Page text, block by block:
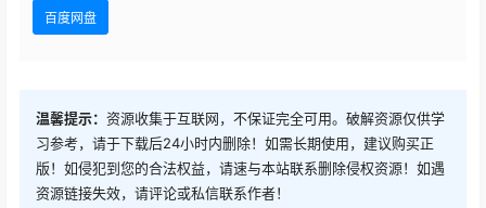
百度网盘
温馨提示： 资源收集于互联网，不保证完全可用。破解资源仅供学
习参考，请于下载后24小时内删除！如需长期使用，建议购买正
版！如侵犯到您的合法权益，请速与本站联系删除侵权资源！如遇
资源链接失效，请评论或私信联系作者！